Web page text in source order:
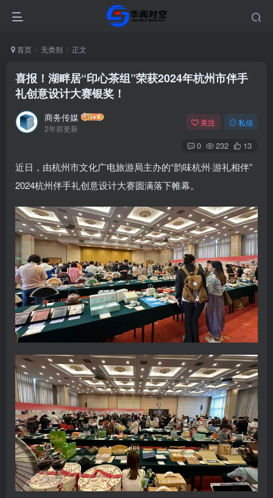
首页 无类别 正文
喜报！湖畔居“印心茶组”荣获2024年杭州市伴手
礼创意设计大赛银奖！
商务传媒
2年前更新
关注 私信
0 232 13
近日，由杭州市文化广电旅游局主办的“韵味杭州·游礼相伴”
2024杭州伴手礼创意设计大赛圆满落下帷幕。